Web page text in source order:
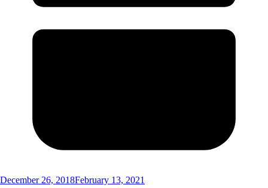
December 26, 2018February 13, 2021